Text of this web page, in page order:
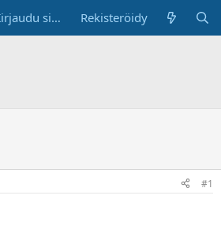
Kirjaudu sisään Rekisteröidy
#1